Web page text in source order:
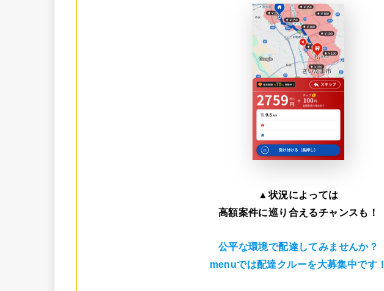
▲状況によっては
高額案件に巡り合えるチャンスも！
公平な環境で配達してみませんか？
menuでは配達クルーを大募集中です！